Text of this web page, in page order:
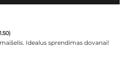
1.50)
Idealus sprendimas dovanai!